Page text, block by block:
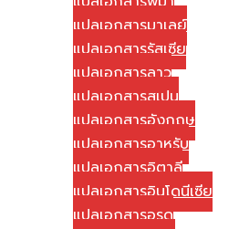
แปลเอกสารมาเลย์
แปลเอกสารรัสเซีย
แปลเอกสารลาว
แปลเอกสารสเปน
แปลเอกสารอังกฤษ
แปลเอกสารอาหรับ
แปลเอกสารอิตาลี
แปลเอกสารอินโดนีเซีย
แปลเอกสารอูรดู